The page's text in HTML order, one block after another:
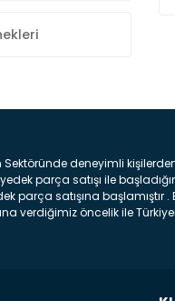
Sektöründe deneyimli
parça satışı ile
parça satışına
verdiğimiz öncelik ile
sizlere fikir sağlayacaktır.
sayesinde durmayı